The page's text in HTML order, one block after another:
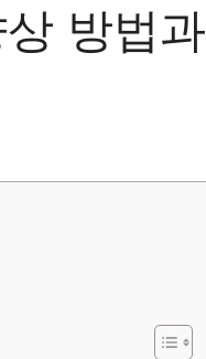
방법과